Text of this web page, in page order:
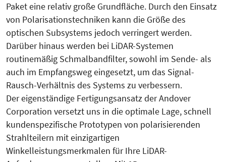
Paket eine relativ große Grundfläche. Durch den Einsatz
von Polarisationstechniken kann die Größe des
optischen Subsystems jedoch verringert werden.
Darüber hinaus werden bei LiDAR-Systemen
routinemäßig Schmalbandfilter, sowohl im Sende- als
auch im Empfangsweg eingesetzt, um das Signal-
Rausch-Verhältnis des Systems zu verbessern.
Der eigenständige Fertigungsansatz der Andover
Corporation versetzt uns in die optimale Lage, schnell
kundenspezifische Prototypen von polarisierenden
Strahlteilern mit einzigartigen
Winkelleistungsmerkmalen für Ihre LiDAR-